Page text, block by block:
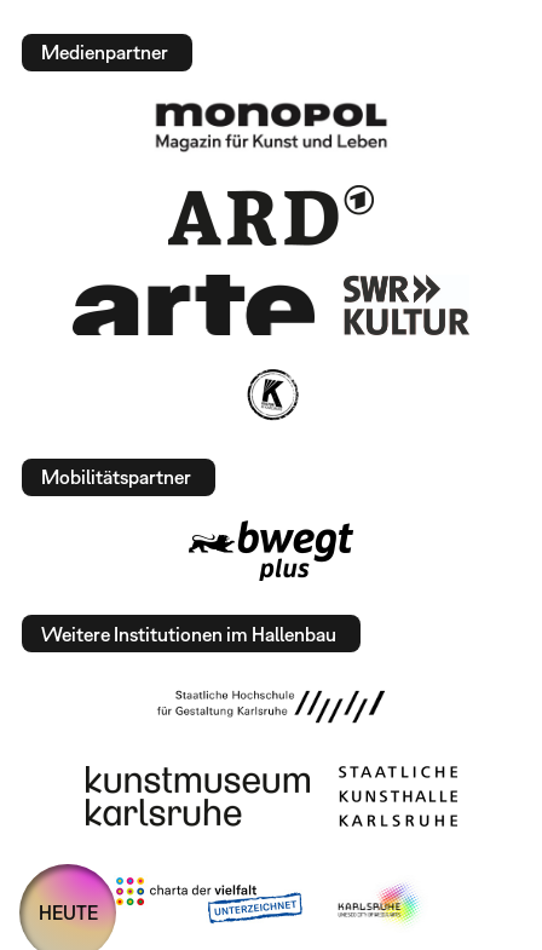
Medienpartner
Mobilitätspartner
Weitere Institutionen im Hallenbau
HEUTE